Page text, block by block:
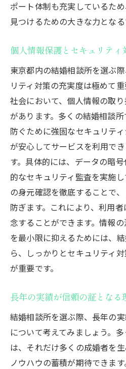
ポート体制も充実しているた
見つけるための大きな力となる
個人情報保護とセキュリティ
東京都内の結婚相談所を選ぶ
リティ対策の充実度は極めて
社会において、個人情報の取
があります。多くの結婚相談
防ぐために強固なセキュリテ
が安心してサービスを利用で
す。具体的には、データの暗
的なセキュリティ監査を実施
の身元確認を徹底することで
防ぎます。これにより、利用
念することができます。情報
を最小限に抑えるためには、
ら、しっかりとセキュリティ
が重要です。
長年の実績が信頼の証となる
結婚相談所を選ぶ際、長年の
について考えてみましょう。
は、それだけ多くの成婚者を生
ノウハウの蓄積が期待できま